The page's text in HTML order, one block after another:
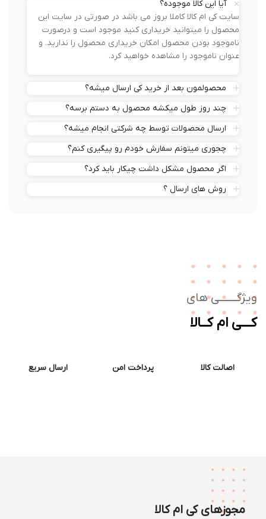
آیا این کالا موجوده؟
سایت کی ام کالا کاملا بروز می باشد در صورتی در سایت این
محصول را میتوانید خریداری کنید موجود است و درصورت
ناموجود بودن محصول امکان خریداری محصول را ندارید. و
عنوان ناموجود را مشاهده خواهید کرد.
محصولمون بعد از خرید کی ارسال میشه؟
چند روز طول میکشه محصول به دستم برسه؟
ارسال محصولات توسط چه شرکتی انجام میشه؟
چجوری میتونم سفارش خودم رو پیگیری کنم؟
اگر محصول مشکل داشت چیکار باید کرد؟
روش های ارسال ؟
های
ام کــالا
اصالت کالا پرداخت امن ارسال سریع
مجوزهای کی ام کالا